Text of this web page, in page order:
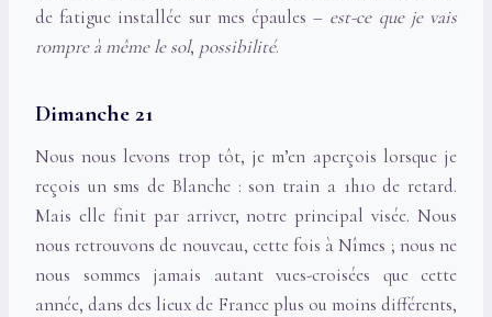
de fatigue installée sur mes épaules – est-ce que je vais
rompre à même le sol, possibilité.
Dimanche 21
Nous nous levons trop tôt, je m’en aperçois lorsque je
reçois un sms de Blanche : son train a 1h10 de retard.
Mais elle finit par arriver, notre principal visée. Nous
nous retrouvons de nouveau, cette fois à Nîmes ; nous ne
nous sommes jamais autant vues-croisées que cette
année, dans des lieux de France plus ou moins différents,